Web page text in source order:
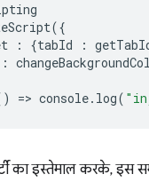
({
: {tabId :
:
=> console. log(
का इस्तेमाल करके, इस